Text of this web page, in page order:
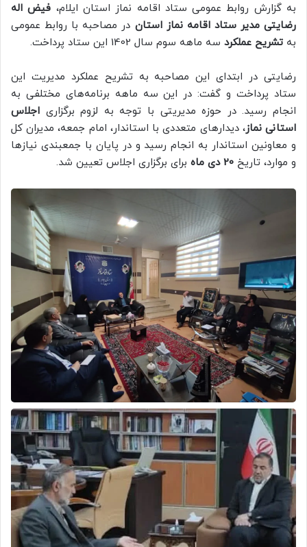
به گزارش روابط عمومی ستاد اقامه نماز استان ایلام، فیض اله
رضایتی مدیر ستاد اقامه نماز استان در مصاحبه با روابط عمومی
به تشریح عملکرد سه ماهه سوم سال 1402 این ستاد پرداخت.
رضایتی در ابتدای این مصاحبه به تشریح عملکرد مدیریت این
ستاد پرداخت و گفت: در این سه ماهه برنامه‌های مختلفی به
انجام رسید. در حوزه مدیریتی با توجه به لزوم برگزاری اجلاس
استانی نماز، دیدارهای متعددی با استاندار، امام جمعه، مدیران کل
و معاونین استاندار به انجام رسید و در پایان با جمعبندی نیازها
و موارد، تاریخ 20 دی ماه برای برگزاری اجلاس تعیین شد.